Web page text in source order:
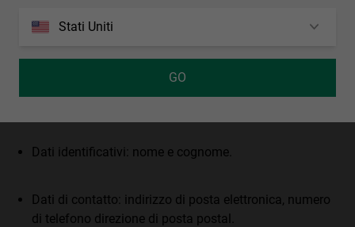
Stati Uniti
GO
mostrato interesse.
5.7. Dati forniti tramite il Chat ONLINE:
Dati identificativi: nome e cognome.
Dati di contatto: indirizzo di posta elettronica, numero
di telefono direzione di posta postal.